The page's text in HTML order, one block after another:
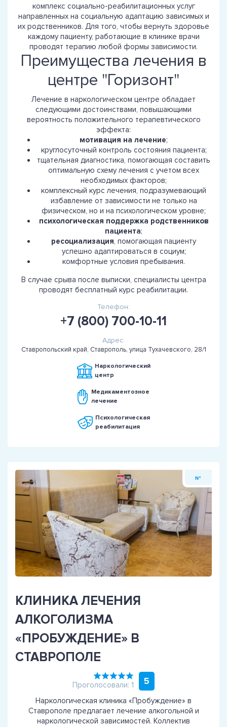
комплекс социально-реабилитационных услуг
направленных на социальную адаптацию зависимых и
их родственников. Для того, чтобы вернуть здоровье
каждому пациенту, работающие в клинике врачи
проводят терапию любой формы зависимости.
Преимущества лечения в
центре "Горизонт"
Лечение в наркологическом центре обладает
следующими достоинствами, повышающими
вероятность положительного терапевтического
эффекта:
мотивация на лечение;
круглосуточный контроль состояния пациента;
тщательная диагностика, помогающая составить
оптимальную схему лечения с учетом всех
необходимых факторов;
комплексный курс лечения, подразумевающий
избавление от зависимости не только на
физическом, но и на психологическом уровне;
психологическая поддержка родственников
пациента;
ресоциализация, помогающая пациенту
успешно адаптироваться в социум;
комфортные условия пребывания.
В случае срыва после выписки, специалисты центра
проводят бесплатный курс реабилитации.
Телефон:
+7 (800) 700-10-11
Адрес:
Ставропольский край, Ставрополь, улица Тухачевского, 28/1
Наркологический
центр
Медикаментозное
лечение
Психологическая
реабилитация
№
КЛИНИКА ЛЕЧЕНИЯ
АЛКОГОЛИЗМА
«ПРОБУЖДЕНИЕ» В
СТАВРОПОЛЕ
Проголосовали: 1 5
Наркологическая клиника «Пробуждение» в
Ставрополе предлагает лечение алкогольной и
наркологической зависимостей. Коллектив